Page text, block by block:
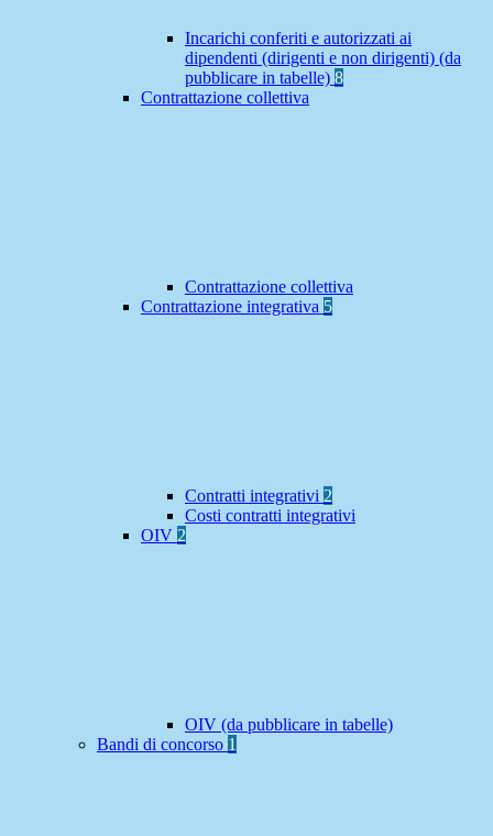
Incarichi conferiti e autorizzati ai
dipendenti (dirigenti e non dirigenti) (da
pubblicare in tabelle) 8
Contrattazione collettiva
Contrattazione collettiva
Contrattazione integrativa 5
Contratti integrativi 2
Costi contratti integrativi
OIV 2
OIV (da pubblicare in tabelle)
Bandi di concorso 1